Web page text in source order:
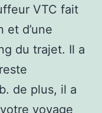
VTC fait
et d’une
du trajet. Il a
de plus, il a
voyage